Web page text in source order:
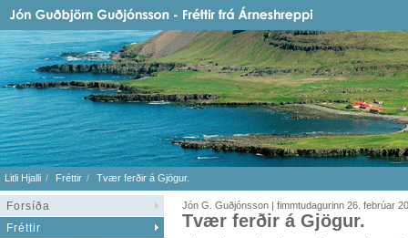
Litli Hjalli Fréttir Tvær ferðir á Gjögur.
Forsíða
Fréttir
Jón G. Guðjónsson | fimmtudagurinn 26. febrúar
Tvær ferðir á Gjögur.